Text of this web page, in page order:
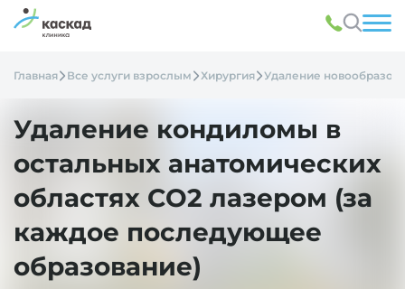
Главная Все услуги взрослым Хирургия Удаление
Удаление кондиломы в
остальных анатомических
областях СО2 лазером (за
каждое последующее
образование)